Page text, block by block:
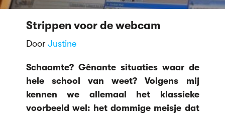
Strippen voor de webcam
Door Justine
Schaamte? Gênante situaties waar de
hele school van weet? Volgens mij
kennen we allemaal het klassieke
voorbeeld wel: het dommige meisje dat